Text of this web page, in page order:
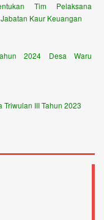
Tim Pelaksana
Kaur Keuangan
2024 Desa Waru
Triwulan III Tahun 2023